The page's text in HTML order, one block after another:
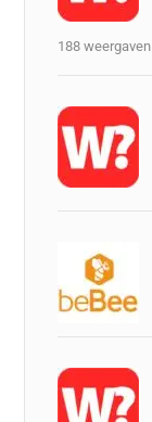
188 weergaven